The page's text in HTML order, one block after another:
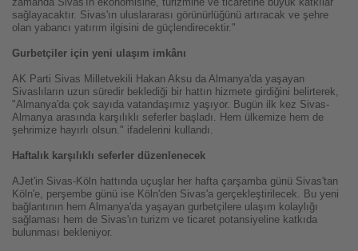
sağlayacaktır. Sivas'ın uluslararası görünürlüğünü artıracak ve şehre
olan yabancı yatırım ilgisini de güçlendirecektir."
Gurbetçiler için yeni ulaşım imkânı
AK Parti Sivas Milletvekili Hakan Aksu da Almanya'da yaşayan
Sivaslıların uzun süredir beklediği bir hattın hizmete girdiğini belirterek,
"Almanya'da çok sayıda vatandaşımız yaşıyor. Bugün ilk kez Sivas-
Almanya arasında karşılıklı seferler başladı. Hem ülkemize hem de
şehrimize hayırlı olsun." ifadelerini kullandı.
Haftalık karşılıklı seferler düzenlenecek
AJet'in Sivas-Köln hattında uçuşlar her hafta çarşamba günü Sivas'tan
Köln'e, perşembe günü ise Köln'den Sivas'a gerçekleştirilecek. Bu yeni
bağlantının hem Almanya'da yaşayan gurbetçilere ulaşım kolaylığı
sağlaması hem de Sivas'ın turizm ve ticaret potansiyeline katkıda
bulunması bekleniyor.